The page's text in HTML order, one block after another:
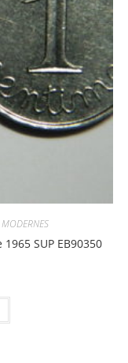
SUP EB90350